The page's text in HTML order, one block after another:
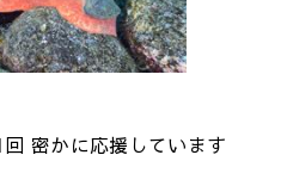
密かに応援しています